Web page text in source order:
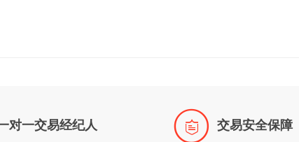
对一交易经纪人  交易安全保障